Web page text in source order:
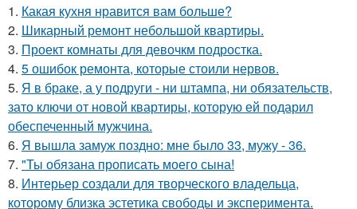
1. Какая кухня нравится вам больше?
2. Шикарный ремонт небольшой квартиры.
3. Проект комнаты для девочкм подростка.
4. 5 ошибок ремонта, которые стоили нервов.
5. Я в браке, а у подруги - ни штампа, ни обязательств,
зато ключи от новой квартиры, которую ей подарил
обеспеченный мужчина.
6. Я вышла замуж поздно: мне было 33, мужу - 36.
7. "Ты обязана прописать моего сына!
8. Интерьер создали для творческого владельца,
которому близка эстетика свободы и эксперимента.